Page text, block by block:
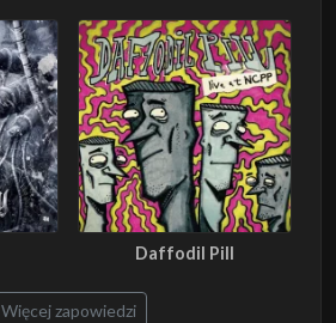
Daffodil Pill
Więcej zapowiedzi